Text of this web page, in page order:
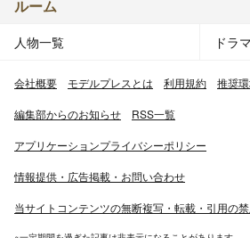
ルーム
人物一覧 ドラ
会社概要 モデルプレスとは 利用規約 推奨
編集部からのお知らせ RSS一覧
アプリケーションプライバシーポリシー
情報提供・広告掲載・お問い合わせ
当サイトコンテンツの無断複写・転載・引用の